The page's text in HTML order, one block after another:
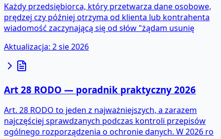
Każdy przedsiębiorca, który przetwarza dane osobowe,
prędzej czy później otrzyma od klienta lub kontrahenta
wiadomość zaczynającą się od słów "żądam usunię
Aktualizacja: 2 sie 2026
Art 28 RODO — poradnik praktyczny 2026
Art. 28 RODO to jeden z najważniejszych, a zarazem
najczęściej sprawdzanych podczas kontroli przepisów
ogólnego rozporządzenia o ochronie danych. W 2026 ro